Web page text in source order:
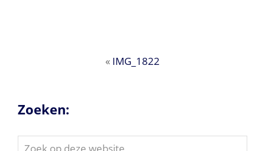
« IMG_1822
Zoeken:
Zoek